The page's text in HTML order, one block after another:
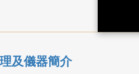
及儀器簡介